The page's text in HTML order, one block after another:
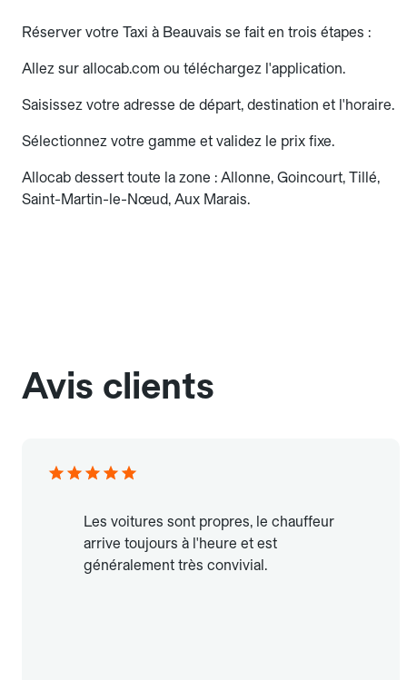
Réserver votre Taxi à Beauvais se fait en trois étapes :
Allez sur allocab.com ou téléchargez l'application.
Saisissez votre adresse de départ, destination et l'horaire.
Sélectionnez votre gamme et validez le prix fixe.
Allocab dessert toute la zone : Allonne, Goincourt, Tillé,
Saint-Martin-le-Nœud, Aux Marais.
Avis clients
Les voitures sont propres, le chauffeur
arrive toujours à l'heure et est
généralement très convivial.